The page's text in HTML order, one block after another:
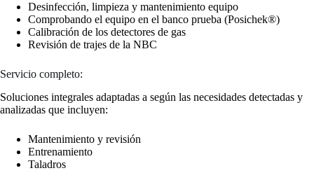
Desinfección, limpieza y mantenimiento equipo
Comprobando el equipo en el banco prueba (Posichek®)
Calibración de los detectores de gas
Revisión de trajes de la NBC
Servicio completo:
Soluciones integrales adaptadas a según las necesidades detectadas y
analizadas que incluyen:
Mantenimiento y revisión
Entrenamiento
Taladros